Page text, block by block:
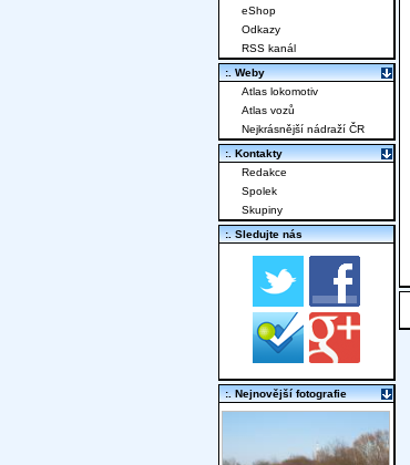
eShop
Odkazy
RSS kanál
:. Weby
Atlas lokomotiv
Atlas vozů
Nejkrásnější nádraží ČR
:. Kontakty
Redakce
Spolek
Skupiny
:. Sledujte nás
:. Nejnovější fotografie